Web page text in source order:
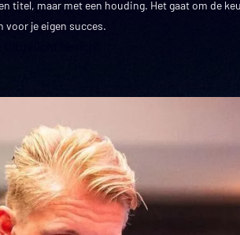
titel, maar met een houding. Het gaat om de
je eigen succes.